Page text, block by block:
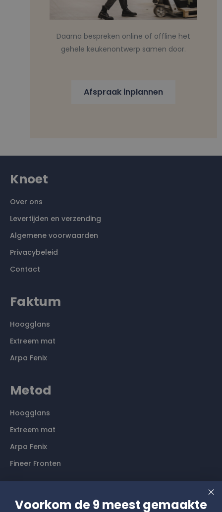
Daarna bespreken online of offline het
gehele keukenontwerp samen door.
Afspraak inplannen
Knoet
Over ons
Levertijden en verzending
Algemene voorwaarden
Privacybeleid
Contact
Faktum
Hoogglans
Extreem mat
Arpa Fenix
Metod
Hoogglans
Extreem mat
Arpa Fenix
Fineer Fronten
Contact
Voorkom de 9 meest gemaakte